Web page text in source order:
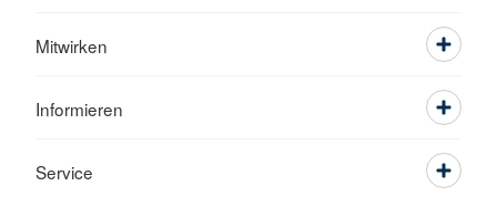
Mitwirken
Informieren
Service